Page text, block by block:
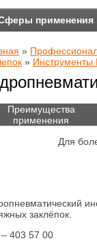
применения
»
» Инструменты
Преимущества
применения
Для
заклёпок.
403 57 00